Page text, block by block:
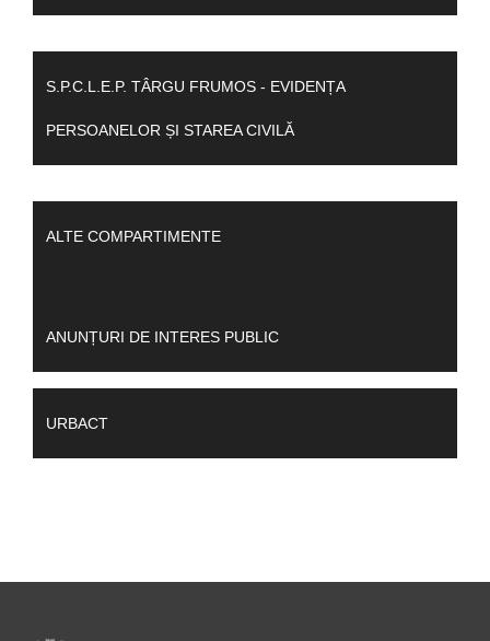
S.P.C.L.E.P. TÂRGU FRUMOS - EVIDENȚA
PERSOANELOR ȘI STAREA CIVILĂ
ALTE COMPARTIMENTE
ANUNȚURI DE INTERES PUBLIC
URBACT